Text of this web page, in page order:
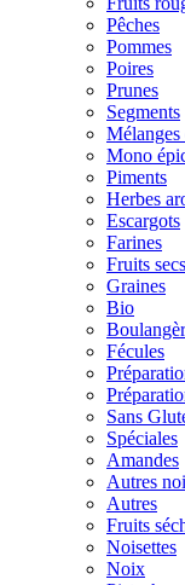
Pêches
Pommes
Poires
Prunes
Segments
Mélanges
Mono
Piments
Herbes
Escargots
Farines
Fruits secs
Graines
Bio
Fécules
Sans
Spéciales
Amandes
Autres
Autres
Fruits
Noisettes
Noix